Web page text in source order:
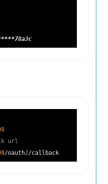
**78a3c
url
/oauth2 /callback